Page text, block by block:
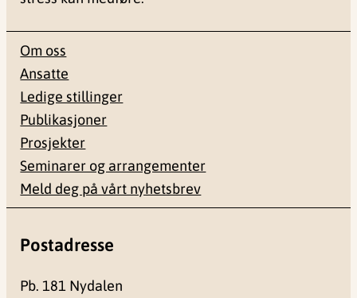
Om oss
Ansatte
Ledige stillinger
Publikasjoner
Prosjekter
Seminarer og arrangementer
Meld deg på vårt nyhetsbrev
Postadresse
Pb. 181 Nydalen